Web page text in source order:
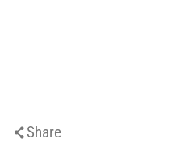
Share